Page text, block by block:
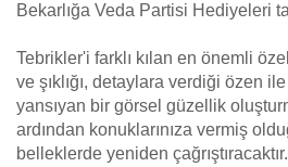
Bekarlığa Veda Partisi Hediyeleri
Tebrikler'i farklı kılan en önemli
ve şıklığı, detaylara verdiği özen
yansıyan bir görsel güzellik
ardından konuklarınıza vermiş
belleklerde yeniden